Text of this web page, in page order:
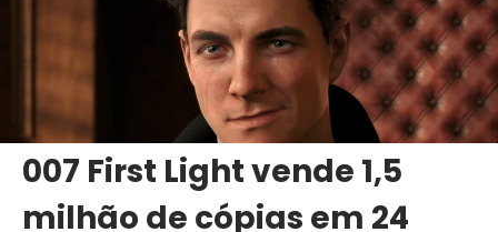
007 First Light vende 1,5
milhão de cópias em 24